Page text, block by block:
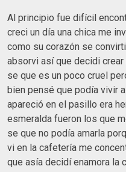
Al principio fue difícil
creci un día una chica me
como su corazón se
absorvi así que decidi
se que es un poco cruel
bien pensé que podía vivir
apareció en el pasillo era
esmeralda fueron los que
se que no podía amarla
vi en la cafetería me
que asía decidí enamora la